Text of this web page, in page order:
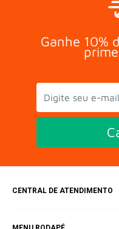
Ganhe 10%
CENTRAL DE ATENDIMENTO